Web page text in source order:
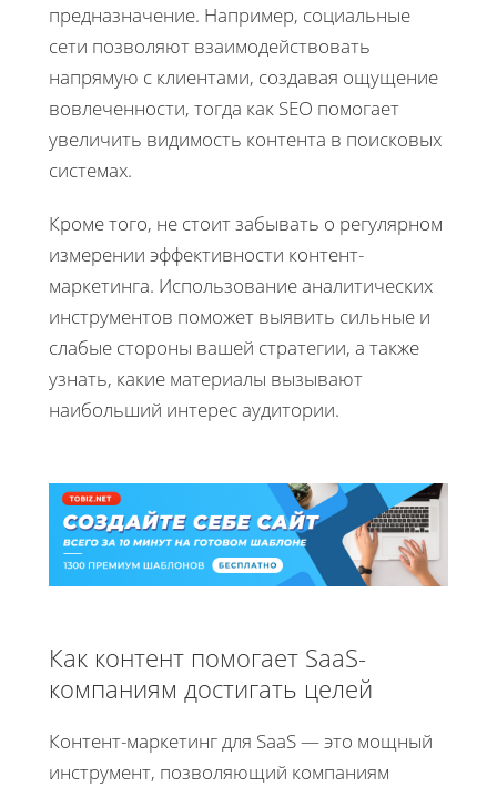
предназначение. Например, социальные
сети позволяют взаимодействовать
напрямую с клиентами, создавая ощущение
вовлеченности, тогда как SEO помогает
увеличить видимость контента в поисковых
системах.
Кроме того, не стоит забывать о регулярном
измерении эффективности контент-
маркетинга. Использование аналитических
инструментов поможет выявить сильные и
слабые стороны вашей стратегии, а также
узнать, какие материалы вызывают
наибольший интерес аудитории.
Как контент помогает SaaS-
компаниям достигать целей
Контент-маркетинг для SaaS — это мощный
инструмент, позволяющий компаниям